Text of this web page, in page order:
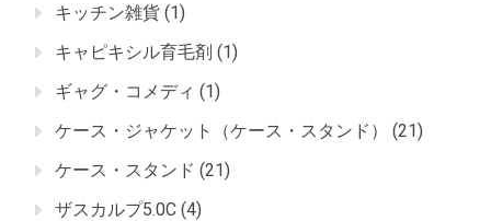
キッチン雑貨 (1)
キャピキシル育毛剤 (1)
ギャグ・コメディ (1)
ケース・ジャケット（ケース・スタンド）
(21)
ケース・スタンド (21)
ザスカルプ5.0C (4)